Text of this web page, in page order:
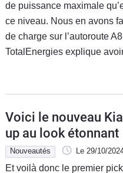
de puissance maximale
ce niveau. Nous en avons
de charge sur l’autoroute
TotalEnergies explique
Voici le nouveau
up au look étonnant
Nouveautés Le 29/10/
Et voilà donc le premier